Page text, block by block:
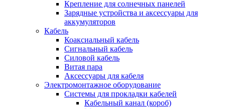
Крепление для солнечных панелей
Зарядные устройства и аксессуары для
аккумуляторов
Кабель
Коаксиальный кабель
Сигнальный кабель
Силовой кабель
Витая пара
Аксессуары для кабеля
Электромонтажное оборудование
Системы для прокладки кабелей
Кабельный канал (короб)